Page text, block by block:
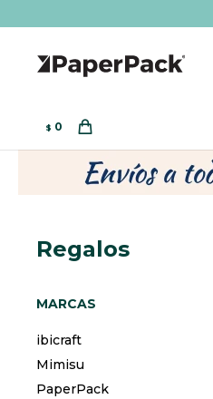
$ 0
Regalos
MARCAS
ibicraft
Mimisu
PaperPack